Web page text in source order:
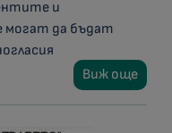
и
могат да бъдат
Виж още